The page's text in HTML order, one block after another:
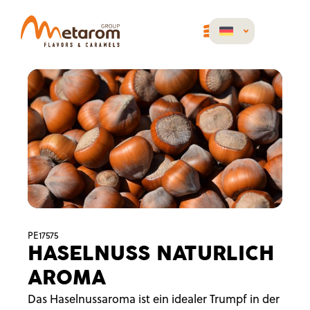
PE17575
HASELNUSS NATURLICH
AROMA
Das Haselnussaroma ist ein idealer Trumpf in der